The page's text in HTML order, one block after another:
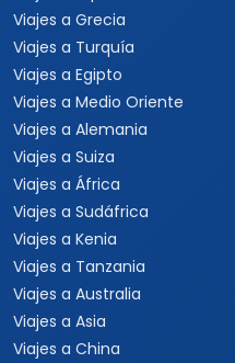
Viajes a Grecia
Viajes a Turquía
Viajes a Egipto
Viajes a Medio Oriente
Viajes a Alemania
Viajes a Suiza
Viajes a África
Viajes a Sudáfrica
Viajes a Kenia
Viajes a Tanzania
Viajes a Australia
Viajes a Asia
Viajes a China